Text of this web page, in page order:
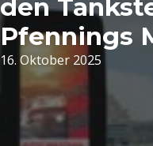
den
Pfennings
16. Oktober 2025